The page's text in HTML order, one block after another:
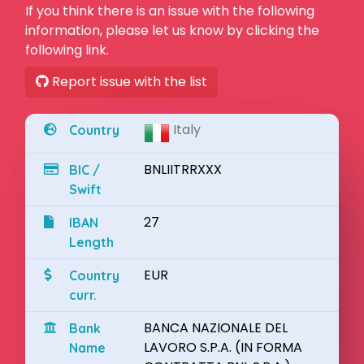
If you think there is an issue with the following
information, please let us know by clicking the
following link.
Report issue with the list
Country Italy
BIC /
Swift
BNLIITRRXXX
IBAN
Length
27
Country
curr.
EUR
Bank
Name
BANCA NAZIONALE DEL
LAVORO S.P.A. (IN FORMA